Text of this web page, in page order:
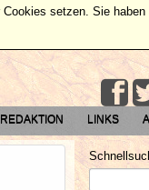
REDAKTION LINKS
setzen. Sie haben